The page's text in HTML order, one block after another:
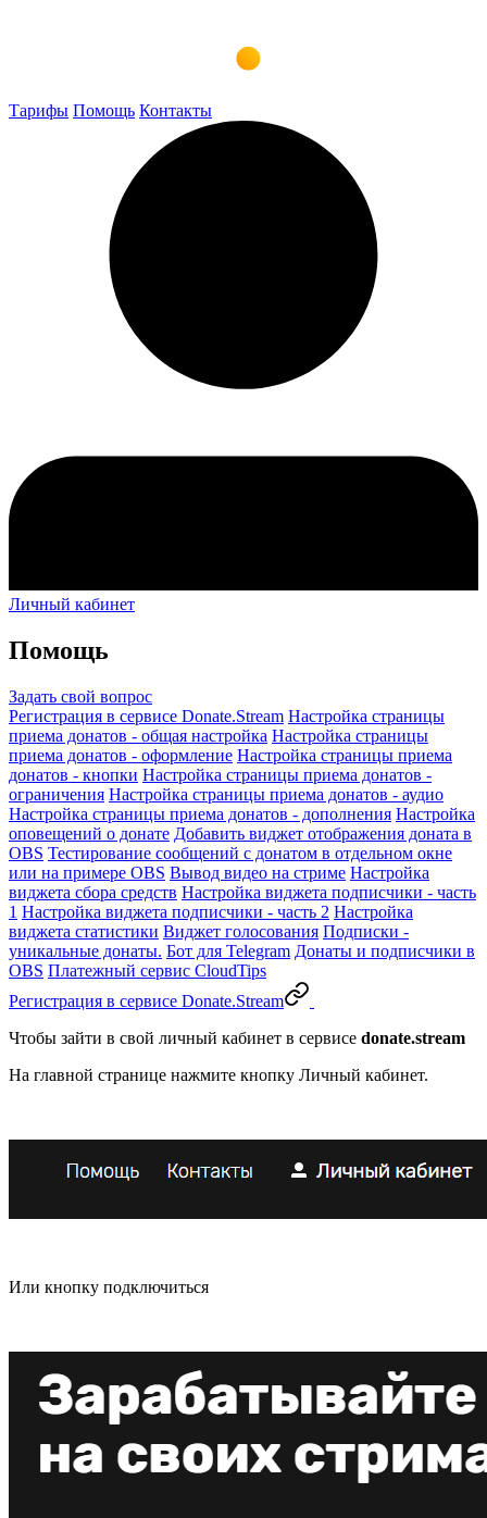
Тарифы Помощь Контакты
Личный кабинет
Помощь
Задать свой вопрос
Регистрация в сервисе Donate.Stream Настройка страницы
приема донатов - общая настройка Настройка страницы
приема донатов - оформление Настройка страницы приема
донатов - кнопки Настройка страницы приема донатов -
ограничения Настройка страницы приема донатов - аудио
Настройка страницы приема донатов - дополнения Настройка
оповещений о донате Добавить виджет отображения доната в
OBS Тестирование сообщений с донатом в отдельном окне
или на примере OBS Вывод видео на стриме Настройка
виджета сбора средств Настройка виджета подписчики - часть
1 Настройка виджета подписчики - часть 2 Настройка
виджета статистики Виджет голосования Подписки -
уникальные донаты. Бот для Telegram Донаты и подписчики в
OBS Платежный сервис CloudTips
Регистрация в сервисе Donate.Stream
Чтобы зайти в свой личный кабинет в сервисе donate.stream
На главной странице нажмите кнопку Личный кабинет.
Или кнопку подключиться